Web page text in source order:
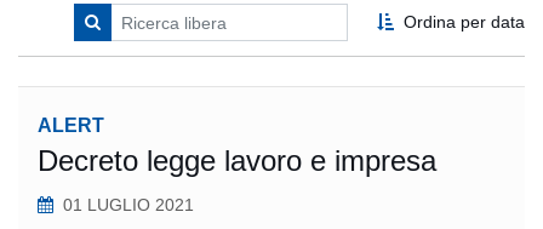
Ordina per data
ALERT
Decreto legge lavoro e impresa
01 LUGLIO 2021